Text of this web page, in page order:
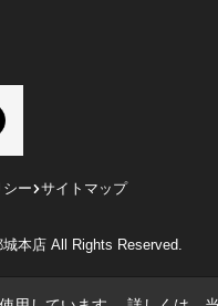
ー サイトマップ
本店 All Rights Reserved.